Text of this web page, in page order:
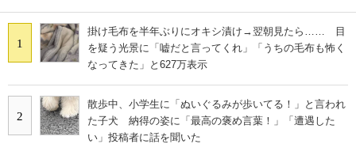
1
掛け毛布を半年ぶりにオキシ漬け→翌朝見たら…… 目
を疑う光景に「嘘だと言ってくれ」「うちの毛布も怖く
なってきた」と627万表示
2
散歩中、小学生に「ぬいぐるみが歩いてる！」と言われ
た子犬 納得の姿に「最高の褒め言葉！」「遭遇した
い」投稿者に話を聞いた